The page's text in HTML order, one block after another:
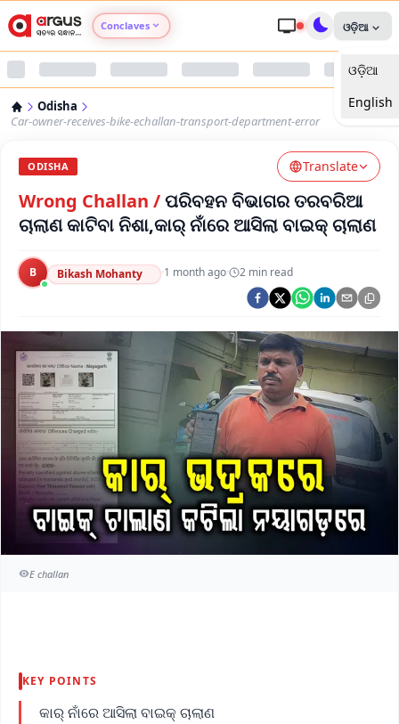
Conclaves
Argus Nari Shakti
Argus Health Connect
Argus Chalo Dekhein Apna Desh
ଓଡ଼ିଆ
ଓଡ଼ିଆ
English
Odisha
Car-owner-receives-bike-echallan-transport-department-error
ODISHA Translate
Wrong Challan /ପରିବହନ ବିଭାଗର ତରବରିଆ
ଚାଲାଣ କାଟିବା ନିଶା,କାର୍‌ ନାଁରେ ଆସିଲା ବାଇକ୍‌ ଚାଲାଣ
B Bikash Mohanty ·1 month ago· 2 min read
E challan
KEY POINTS
କାର୍‌ ନାଁରେ ଆସିଲା ବାଇକ୍‌ ଚାଲାଣ